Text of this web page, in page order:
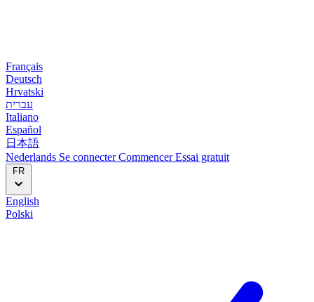
Français
Deutsch
Hrvatski
עברית
Italiano
Español
日本語
Nederlands Se connecterCommencerEssai gratuit
FR
English
Polski